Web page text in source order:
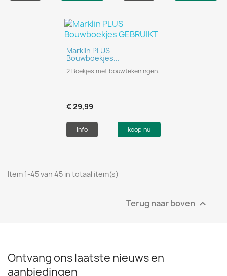
Marklin PLUS
Bouwboekjes...
2 Boekjes met bouwtekeningen.
€ 29,99
Info koop nu
Item 1-45 van 45 in totaal item(s)
Terug naar boven 
Ontvang ons laatste nieuws en
aanbiedingen